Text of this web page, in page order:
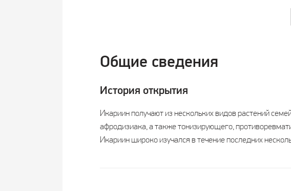
Общие сведения
История открытия
Икариин получают из нескольких видов растений
афродизиака, а также тонизирующего,
Икариин широко изучался в течение последних